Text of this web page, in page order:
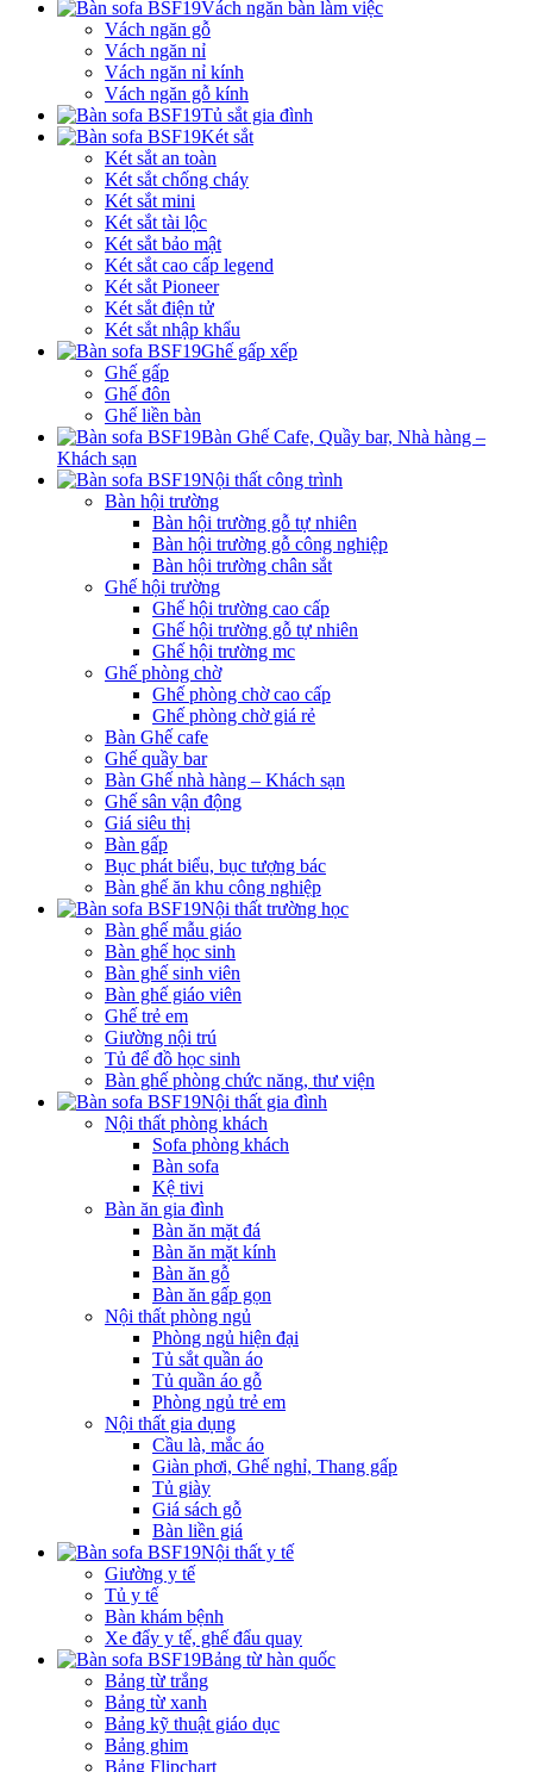
Vách ngăn bàn làm việc
Vách ngăn gỗ
Vách ngăn nỉ
Vách ngăn nỉ kính
Vách ngăn gỗ kính
Tủ sắt gia đình
Két sắt
Két sắt an toàn
Két sắt chống cháy
Két sắt mini
Két sắt tài lộc
Két sắt bảo mật
Két sắt cao cấp legend
Két sắt Pioneer
Két sắt điện tử
Két sắt nhập khẩu
Ghế gấp xếp
Ghế gấp
Ghế đôn
Ghế liền bàn
Bàn Ghế Cafe, Quầy bar, Nhà hàng –
Khách sạn
Nội thất công trình
Bàn hội trường
Bàn hội trường gỗ tự nhiên
Bàn hội trường gỗ công nghiệp
Bàn hội trường chân sắt
Ghế hội trường
Ghế hội trường cao cấp
Ghế hội trường gỗ tự nhiên
Ghế hội trường mc
Ghế phòng chờ
Ghế phòng chờ cao cấp
Ghế phòng chờ giá rẻ
Bàn Ghế cafe
Ghế quầy bar
Bàn Ghế nhà hàng – Khách sạn
Ghế sân vận động
Giá siêu thị
Bàn gấp
Bục phát biểu, bục tượng bác
Bàn ghế ăn khu công nghiệp
Nội thất trường học
Bàn ghế mẫu giáo
Bàn ghế học sinh
Bàn ghế sinh viên
Bàn ghế giáo viên
Ghế trẻ em
Giường nội trú
Tủ để đồ học sinh
Bàn ghế phòng chức năng, thư viện
Nội thất gia đình
Nội thất phòng khách
Sofa phòng khách
Bàn sofa
Kệ tivi
Bàn ăn gia đình
Bàn ăn mặt đá
Bàn ăn mặt kính
Bàn ăn gỗ
Bàn ăn gấp gọn
Nội thất phòng ngủ
Phòng ngủ hiện đại
Tủ sắt quần áo
Tủ quần áo gỗ
Phòng ngủ trẻ em
Nội thất gia dụng
Cầu là, mắc áo
Giàn phơi, Ghế nghỉ, Thang gấp
Tủ giày
Giá sách gỗ
Bàn liền giá
Nội thất y tế
Giường y tế
Tủ y tế
Bàn khám bệnh
Xe đẩy y tế, ghế đẩu quay
Bảng từ hàn quốc
Bảng từ trắng
Bảng từ xanh
Bảng kỹ thuật giáo dục
Bảng ghim
Bảng Flipchart